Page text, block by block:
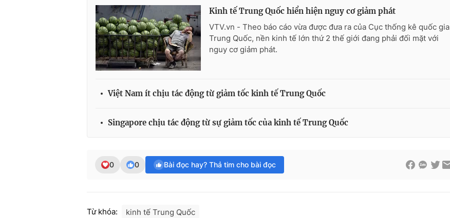
Kinh tế Trung Quốc hiển hiện nguy cơ giảm phát
VTV.vn - Theo báo cáo vừa được đưa ra của Cục thống kê quốc gia
Trung Quốc, nền kinh tế lớn thứ 2 thế giới đang phải đối mặt với
nguy cơ giảm phát.
Việt Nam ít chịu tác động từ giảm tốc kinh tế Trung Quốc
Singapore chịu tác động từ sự giảm tốc của kinh tế Trung Quốc
0 0 Bài đọc hay? Thả tim cho bài đọc
Từ khóa: kinh tế Trung Quốc